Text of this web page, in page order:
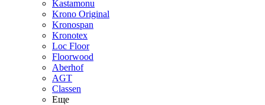
Kastamonu
Krono Original
Kronospan
Kronotex
Loc Floor
Floorwood
Aberhof
AGT
Classen
Еще